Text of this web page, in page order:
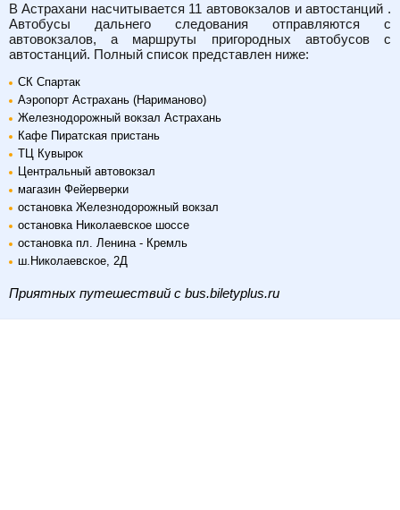
в Астрахани насчитывается 11 автовокзалов и автостанций .
Автобусы дальнего следования отправляются с
автовокзалов, а маршруты пригородных автобусов с
автостанций. Полный список представлен ниже:
CК Спартак
Аэропорт Астрахань (Нариманово)
Железнодорожный вокзал Астрахань
Кафе Пиратская пристань
ТЦ Кувырок
Центральный автовокзал
магазин Фейерверки
остановка Железнодорожный вокзал
остановка Николаевское шоссе
остановка пл. Ленина - Кремль
ш.Николаевское, 2Д
Приятных путешествий с bus.biletyplus.ru